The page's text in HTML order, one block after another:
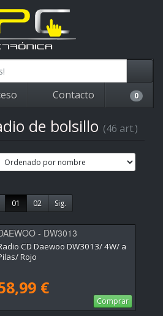
Contacto 0
de bolsillo (46 art.)
01 02 Sig.
- DW3013
CD Daewoo DW3013/ 4W/ a
Rojo
€
Comprar